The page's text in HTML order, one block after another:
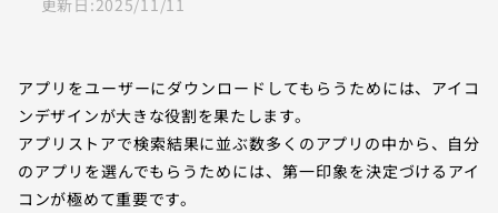
アプリをユーザーにダウンロードしてもらうためには、アイコ
ンデザインが大きな役割を果たします。
アプリストアで検索結果に並ぶ数多くのアプリの中から、自分
のアプリを選んでもらうためには、第一印象を決定づけるアイ
コンが極めて重要です。